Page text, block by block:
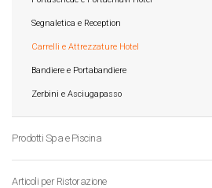
Segnaletica e Reception
Carrelli e Attrezzature Hotel
Bandiere e Portabandiere
Zerbini e Asciugapasso
Prodotti Spa e Piscina
Articoli per Ristorazione